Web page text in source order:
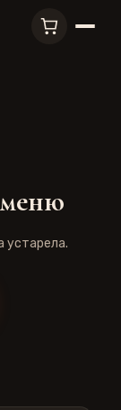
меню
устарела.